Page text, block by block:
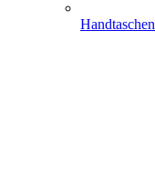
Handtaschen